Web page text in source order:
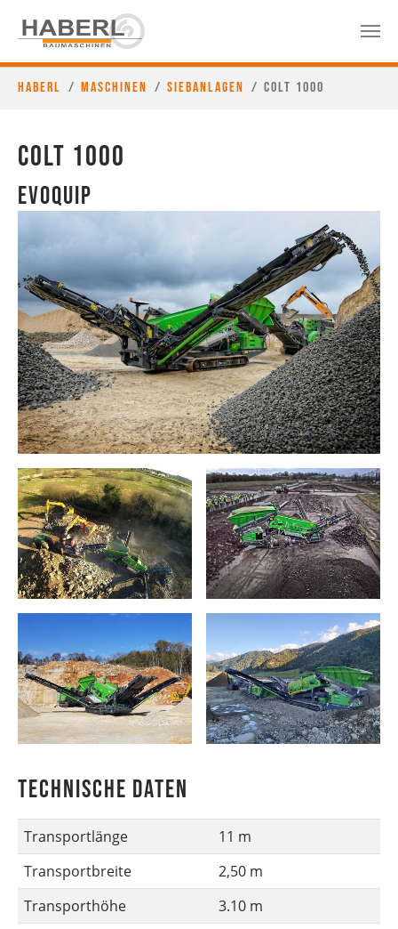
Haberl Maschinen Siebanlagen Colt 1000
COLT 1000
EvoQuip
Technische Daten
Transportlänge
11 m
Transportbreite
2,50 m
Transporthöhe
3.10 m